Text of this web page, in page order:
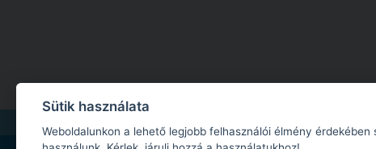
Sütik használata
Weboldalunkon a lehető legjobb felhasználói élmény érdekében